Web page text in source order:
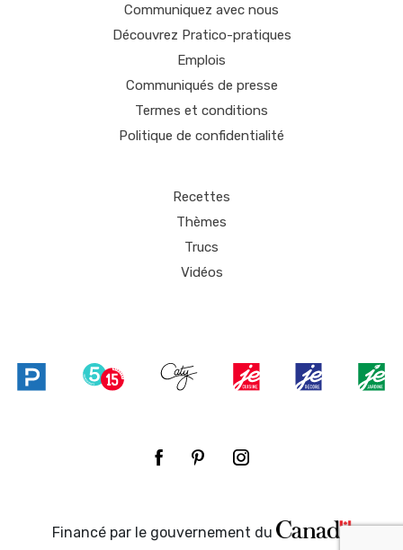
Communiquez avec nous
Découvrez Pratico-pratiques
Emplois
Communiqués de presse
Termes et conditions
Politique de confidentialité
Recettes
Thèmes
Trucs
Vidéos
Financé par le gouvernement du